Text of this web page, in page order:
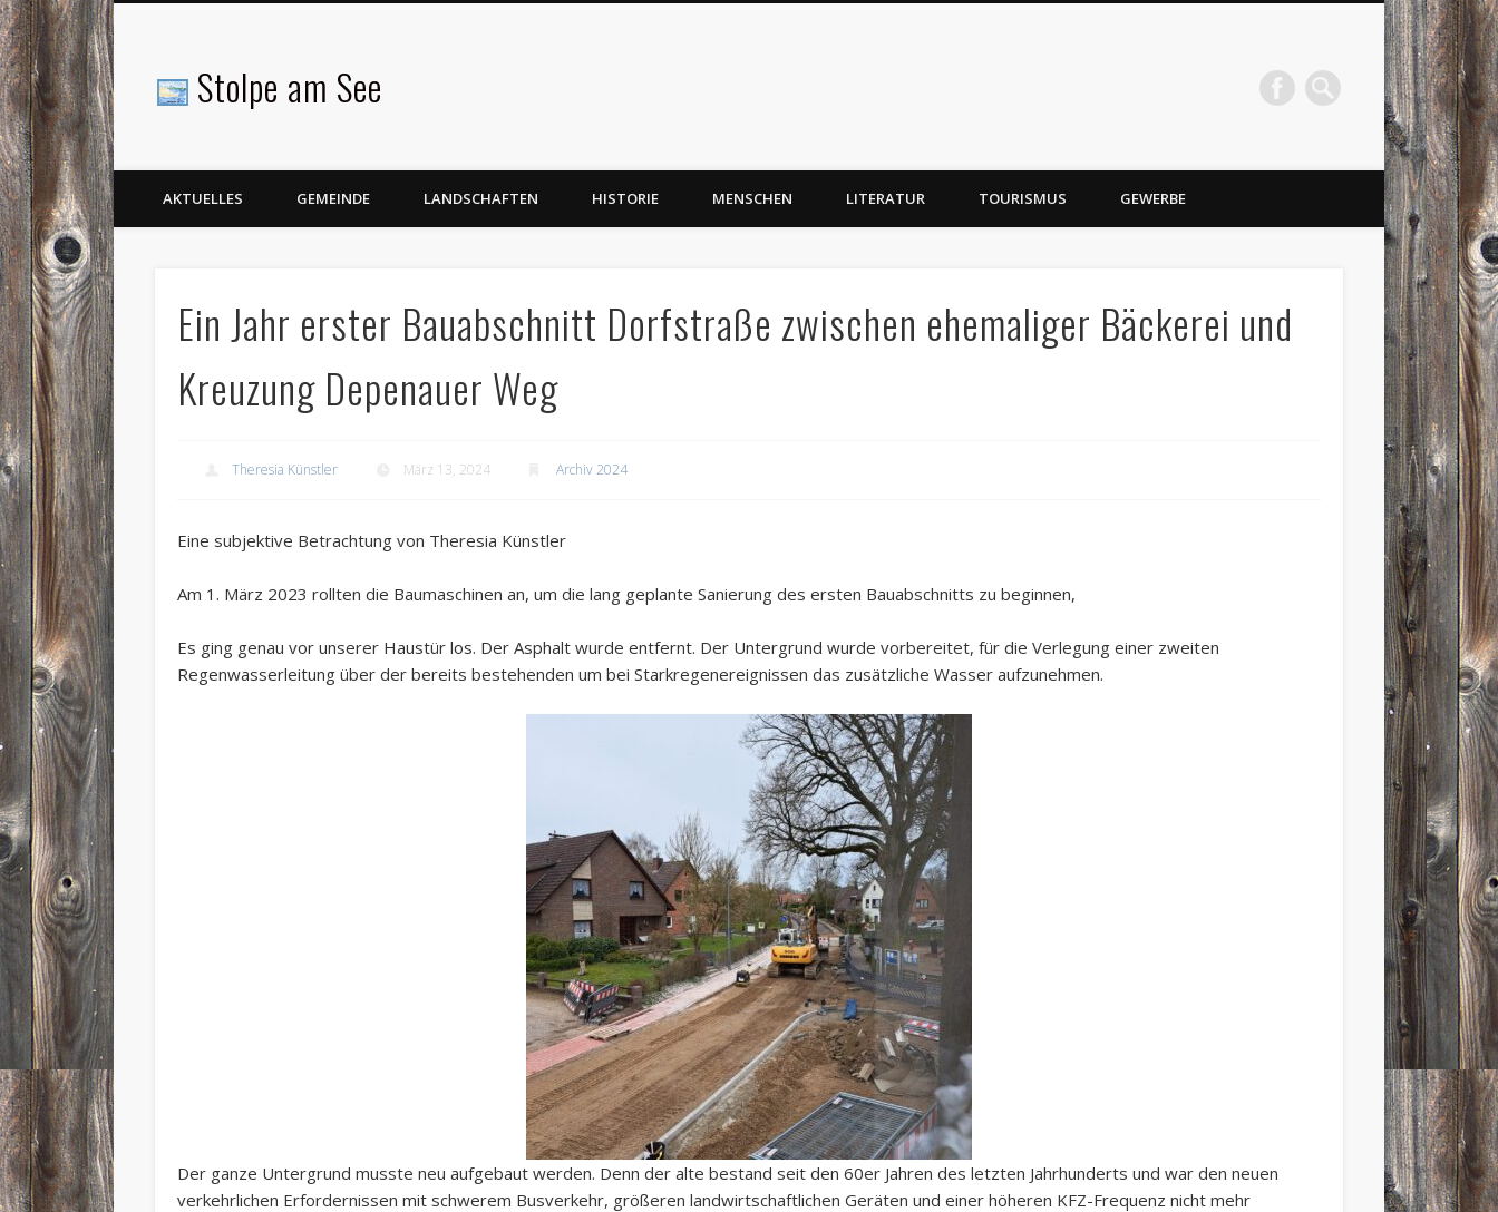
Stolpe am See
Facebook
AKTUELLES GEMEINDE LANDSCHAFTEN HISTORIE MENSCHEN LITERATUR TOURISMUS GEWERBE
Ein Jahr erster Bauabschnitt Dorfstraße zwischen ehemaliger Bäckerei und
Kreuzung Depenauer Weg
Theresia Künstler März 13, 2024 Archiv 2024
Eine subjektive Betrachtung von Theresia Künstler
Am 1. März 2023 rollten die Baumaschinen an, um die lang geplante Sanierung des ersten Bauabschnitts zu beginnen,
Es ging genau vor unserer Haustür los. Der Asphalt wurde entfernt. Der Untergrund wurde vorbereitet, für die Verlegung einer zweiten
Regenwasserleitung über der bereits bestehenden um bei Starkregenereignissen das zusätzliche Wasser aufzunehmen.
Der ganze Untergrund musste neu aufgebaut werden. Denn der alte bestand seit den 60er Jahren des letzten Jahrhunderts und war den neuen
verkehrlichen Erfordernissen mit schwerem Busverkehr, größeren landwirtschaftlichen Geräten und einer höheren KFZ-Frequenz nicht mehr